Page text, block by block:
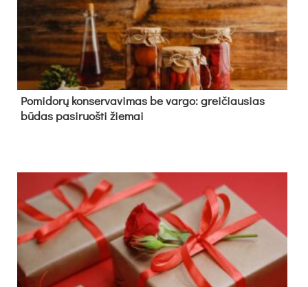
Pomidorų konservavimas be vargo: greičiausias
būdas pasiruošti žiemai